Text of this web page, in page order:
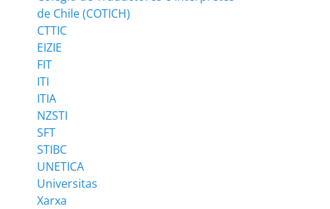
de Chile (COTICH)
CTTIC
EIZIE
FIT
ITI
ITIA
NZSTI
SFT
STIBC
UNETICA
Universitas
Xarxa